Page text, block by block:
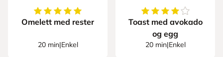
5av5stjerner
Omelett med rester
20 min|Enkel
4.6av5 stjerner
Toast med avokado
og egg
20 min|Enkel